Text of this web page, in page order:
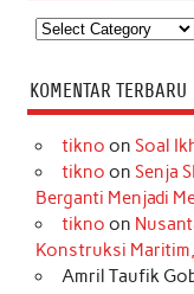
Kategori
KOMENTAR TERBARU
tikno on Soal
tikno on Senja
Berganti Menjadi
tikno on
Konstruksi
Amril Taufik